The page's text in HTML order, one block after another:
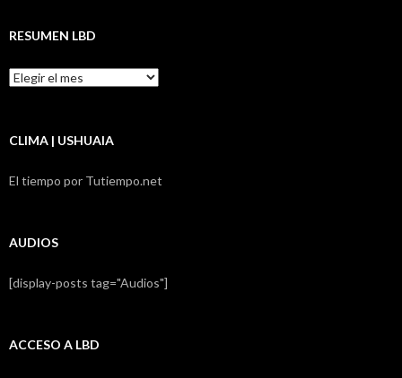
RESUMEN LBD
Resumen
LBD
CLIMA | USHUAIA
El tiempo por Tutiempo.net
AUDIOS
[display-posts tag="Audios"]
ACCESO A LBD